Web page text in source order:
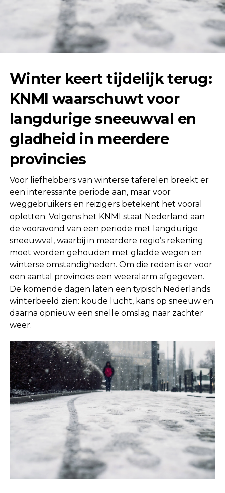
Winter keert tijdelijk terug:
KNMI waarschuwt voor
langdurige sneeuwval en
gladheid in meerdere
provincies
Voor liefhebbers van winterse taferelen breekt er
een interessante periode aan, maar voor
weggebruikers en reizigers betekent het vooral
opletten. Volgens het KNMI staat Nederland aan
de vooravond van een periode met langdurige
sneeuwval, waarbij in meerdere regio’s rekening
moet worden gehouden met gladde wegen en
winterse omstandigheden. Om die reden is er voor
een aantal provincies een weeralarm afgegeven.
De komende dagen laten een typisch Nederlands
winterbeeld zien: koude lucht, kans op sneeuw en
daarna opnieuw een snelle omslag naar zachter
weer.